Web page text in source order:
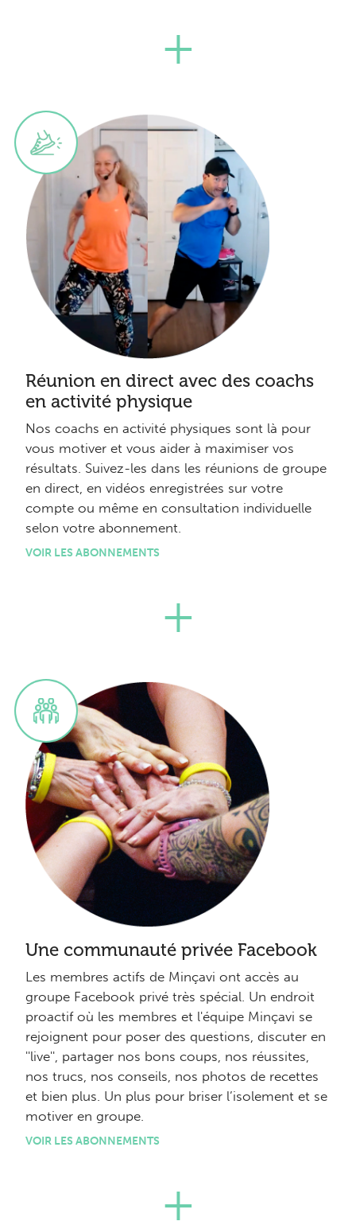
Réunion en direct avec des coachs
en activité physique
Nos coachs en activité physiques sont là pour
vous motiver et vous aider à maximiser vos
résultats. Suivez-les dans les réunions de groupe
en direct, en vidéos enregistrées sur votre
compte ou même en consultation individuelle
selon votre abonnement.
VOIR LES ABONNEMENTS
Une communauté privée Facebook
Les membres actifs de Minçavi ont accès au
groupe Facebook privé très spécial. Un endroit
proactif où les membres et l'équipe Minçavi se
rejoignent pour poser des questions, discuter en
''live'', partager nos bons coups, nos réussites,
nos trucs, nos conseils, nos photos de recettes
et bien plus. Un plus pour briser l’isolement et se
motiver en groupe.
VOIR LES ABONNEMENTS